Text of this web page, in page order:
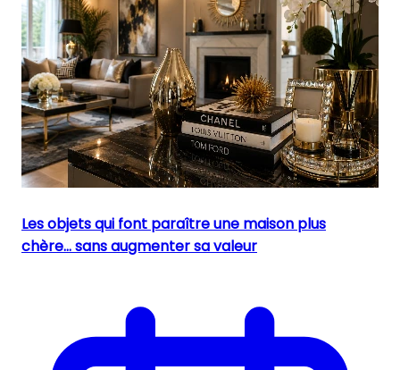
Les objets qui font paraître une maison plus
chère… sans augmenter sa valeur